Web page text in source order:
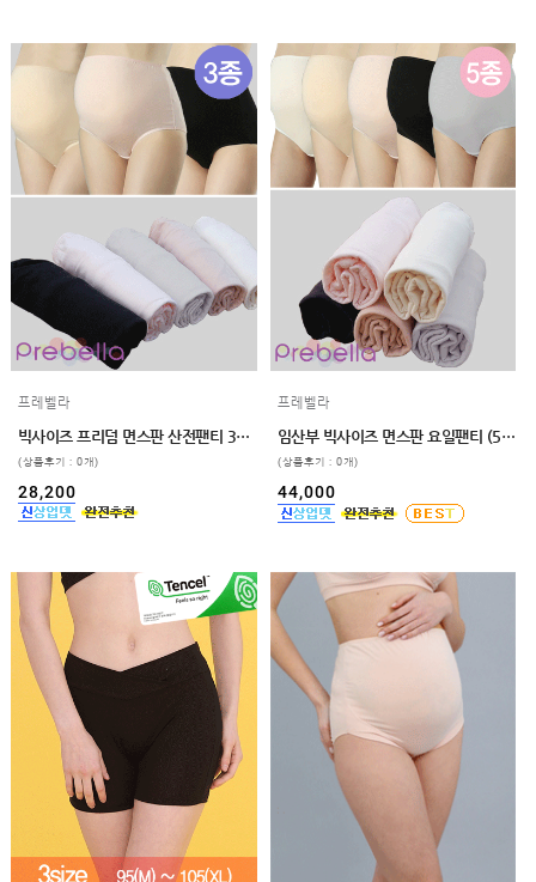
프레벨라
빅사이즈 프리덤 면스판 산전팬티 3매입
(상품후기 : 0개)
28,200
프레벨라
임산부 빅사이즈 면스판 요일팬티 (5종세트) 110,120
(상품후기 : 0개)
44,000